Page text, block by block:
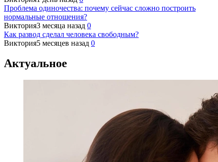
Проблема одиночества: почему сейчас сложно построить
нормальные отношения?
Виктория3 месяца назад 0
Как развод сделал человека свободным?
Виктория5 месяцев назад 0
Актуальное